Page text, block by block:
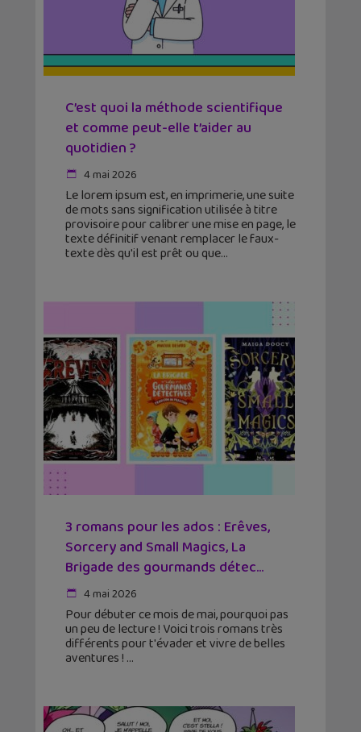
C’est quoi la méthode scientifique
et comme peut-elle t’aider au
quotidien ?
4 mai 2026
Le lorem ipsum est, en imprimerie, une suite
de mots sans signification utilisée à titre
provisoire pour calibrer une mise en page, le
texte définitif venant remplacer le faux-
texte dès qu'il est prêt ou que
3 romans pour les ados : Erêves,
Sorcery and Small Magics, La
Brigade des gourmands détec...
4 mai 2026
Pour débuter ce mois de mai, pourquoi pas
un peu de lecture ! Voici trois romans très
différents pour t'évader et vivre de belles
aventures !